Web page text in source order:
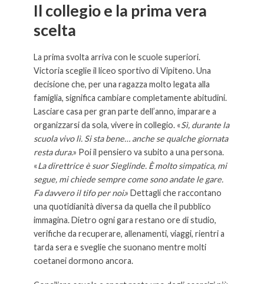
Il collegio e la prima vera
scelta
La prima svolta arriva con le scuole superiori.
Victoria sceglie il liceo sportivo di Vipiteno. Una
decisione che, per una ragazza molto legata alla
famiglia, significa cambiare completamente abitudini.
Lasciare casa per gran parte dell’anno, imparare a
organizzarsi da sola, vivere in collegio. «Sì, durante la
scuola vivo lì. Si sta bene… anche se qualche giornata
resta dura.» Poi il pensiero va subito a una persona.
«La direttrice è suor Sieglinde. È molto simpatica, mi
segue, mi chiede sempre come sono andate le gare.
Fa davvero il tifo per noi.» Dettagli che raccontano
una quotidianità diversa da quella che il pubblico
immagina. Dietro ogni gara restano ore di studio,
verifiche da recuperare, allenamenti, viaggi, rientri a
tarda sera e sveglie che suonano mentre molti
coetanei dormono ancora.